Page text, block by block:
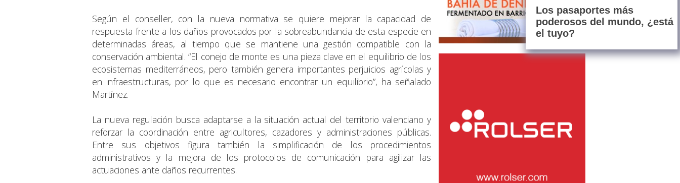
Según el conseller, con la nueva normativa se quiere mejorar la capacidad de
respuesta frente a los daños provocados por la sobreabundancia de esta especie en
determinadas áreas, al tiempo que se mantiene una gestión compatible con la
conservación ambiental. “El conejo de monte es una pieza clave en el equilibrio de los
ecosistemas mediterráneos, pero también genera importantes perjuicios agrícolas y
en infraestructuras, por lo que es necesario encontrar un equilibrio”, ha señalado
Martínez.
La nueva regulación busca adaptarse a la situación actual del territorio valenciano y
reforzar la coordinación entre agricultores, cazadores y administraciones públicas.
Entre sus objetivos figura también la simplificación de los procedimientos
administrativos y la mejora de los protocolos de comunicación para agilizar las
actuaciones ante daños recurrentes.
Los pasaportes más
poderosos del mundo, ¿está
el tuyo?